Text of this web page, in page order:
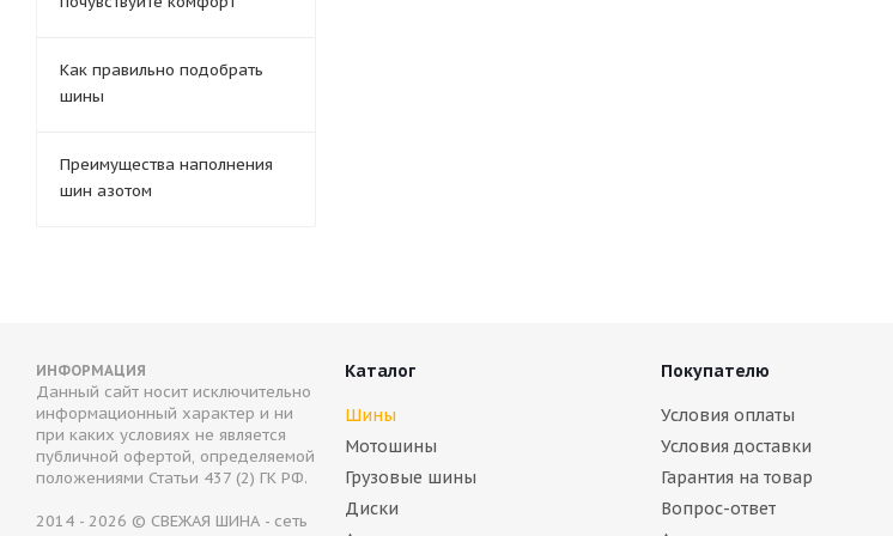
Как правильно подобрать
шины
Преимущества наполнения
шин азотом
ИНФОРМАЦИЯ
Данный сайт носит исключительно
информационный характер и ни
при каких условиях не является
публичной офертой, определяемой
положениями Статьи 437 (2) ГК РФ.
2014 - 2026 © СВЕЖАЯ ШИНА - сеть
Каталог
Шины
Мотошины
Грузовые шины
Диски
Покупателю
Условия оплаты
Условия доставки
Гарантия на товар
Вопрос-ответ